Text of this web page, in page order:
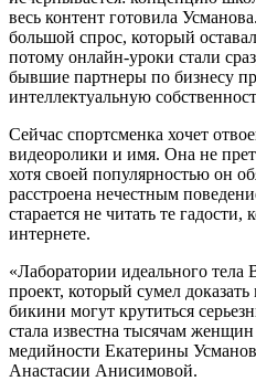
весь контент готовила
большой спрос, который
потому онлайн-уроки стали
бывшие партнеры по бизнесу
интеллектуальную
Сейчас спортсменка хочет
видеоролики и имя. Она не
хотя своей популярностью он
расстроена нечестным
старается не читать те
интернете.
«Лаборатории идеального
проект, который сумел
бикини могут крутиться
стала известна тысячам
медийности Екатерины
Анастасии Анисимовой.